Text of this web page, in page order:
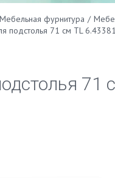
Мебельная фурнитура /
подстолья 71 см TL 6.43381
71